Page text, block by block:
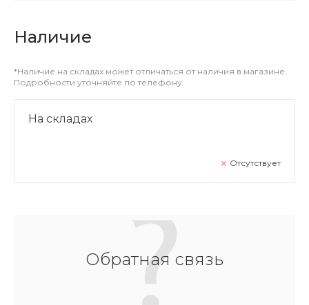
Наличие
*Наличие на складах может отличаться от наличия в магазине.
Подробности уточняйте по телефону.
На складах
Отсутствует
Обратная связь